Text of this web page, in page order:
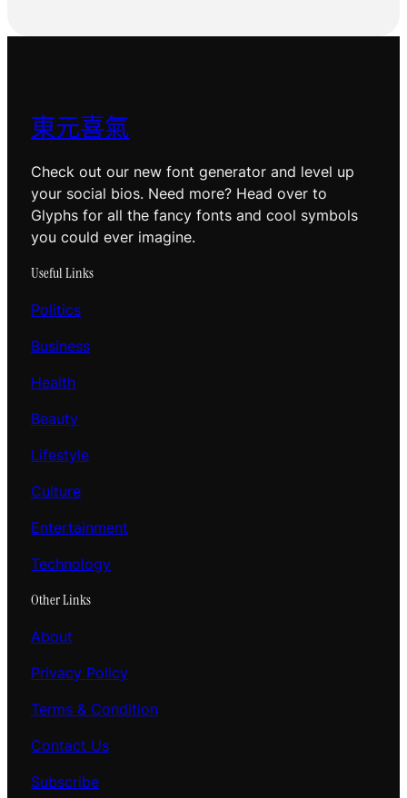
東元喜氣
Check out our new font generator and level up
your social bios. Need more? Head over to
Glyphs for all the fancy fonts and cool symbols
you could ever imagine.
Useful Links
Politics
Business
Health
Beauty
Lifestyle
Culture
Entertainment
Technology
Other Links
About
Privacy Policy
Terms & Condition
Contact Us
Subscribe